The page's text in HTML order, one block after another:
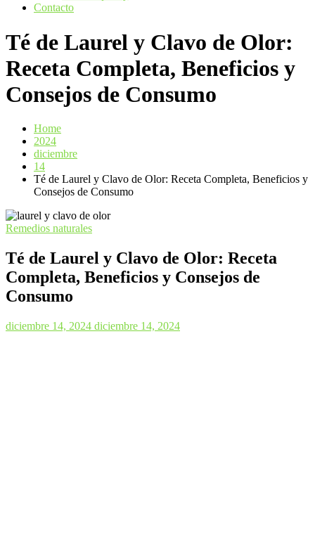
Contacto
Té de Laurel y Clavo de Olor:
Receta Completa, Beneficios y
Consejos de Consumo
Home
2024
diciembre
14
Té de Laurel y Clavo de Olor: Receta Completa, Beneficios y
Consejos de Consumo
Remedios naturales
Té de Laurel y Clavo de Olor: Receta
Completa, Beneficios y Consejos de
Consumo
diciembre 14, 2024 diciembre 14, 2024